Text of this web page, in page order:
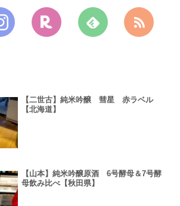
【二世古】純米吟醸 彗星 赤ラベル
【北海道】
【山本】純米吟醸原酒 6号酵母＆7号酵
母飲み比べ【秋田県】